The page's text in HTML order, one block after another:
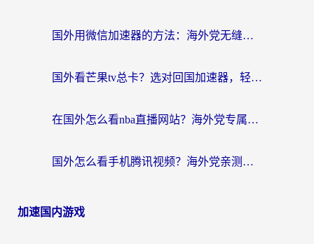
国外用微信加速器的方法：海外党无缝连接国内生活的实用指南
国外看芒果tv总卡？选对回国加速器，轻松追《浪姐》不费劲
在国外怎么看nba直播网站？海外党专属体育观赛指南，告别地区限制！
国外怎么看手机腾讯视频？海外党亲测有效的追剧加速器选择指南
加速国内游戏